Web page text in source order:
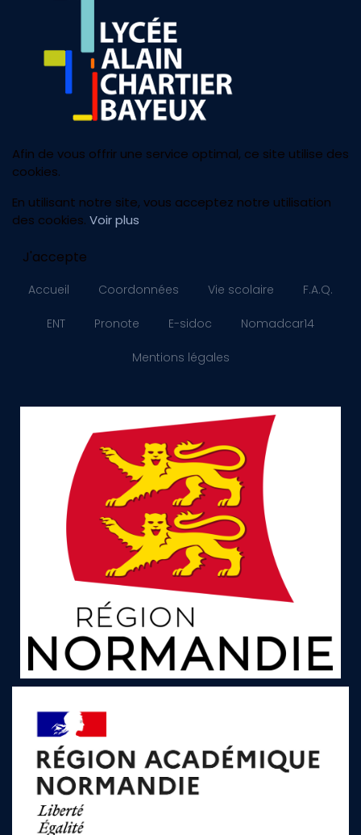
Afin de vous offrir une service optimal, ce site utilise des
cookies.
En utilisant notre site, vous acceptez notre utilisation
des cookies. Voir plus
J'accepte
Accueil Coordonnées Vie scolaire F.A.Q.
ENT Pronote E-sidoc Nomadcar14
Mentions légales